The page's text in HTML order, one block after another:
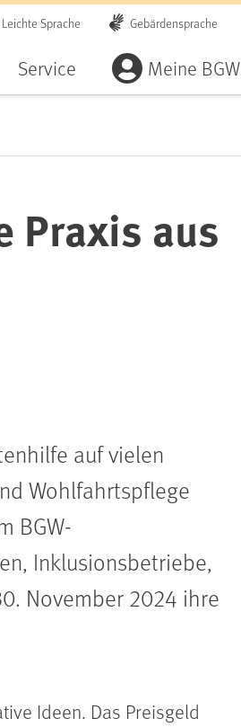
Leichte Sprache Gebärdensprache
Service Meine BGW
Praxis aus
auf vielen
Wohlfahrtspflege
BGW-
Inklusionsbetriebe,
November 2024 ihre
Ideen. Das Preisgeld